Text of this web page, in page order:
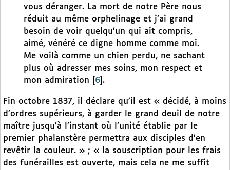
vous déranger. La mort de notre Père nous
réduit au même orphelinage et j’ai grand
besoin de voir quelqu’un qui ait compris,
aimé, vénéré ce digne homme comme moi.
Me voilà comme un chien perdu, ne sachant
plus où adresser mes soins, mon respect et
mon admiration
6 .
Fin octobre 1837, il déclare qu’il est « décidé, à moins
d’ordres supérieurs, à garder le grand deuil de notre
maître jusqu’à l’instant où l’unité établie par le
premier phalanstère permettra aux disciples d’en
revêtir la couleur. » ; « la souscription pour les frais
des funérailles est ouverte, mais cela ne me suffit